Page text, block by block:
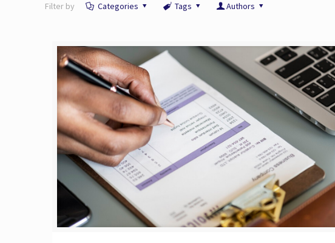
Filter by Categories Tags Authors